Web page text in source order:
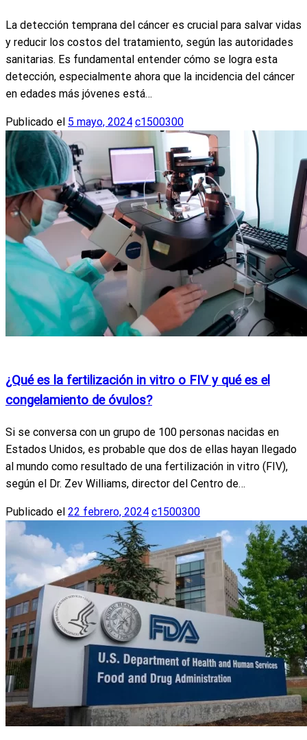
La detección temprana del cáncer es crucial para salvar vidas
y reducir los costos del tratamiento, según las autoridades
sanitarias. Es fundamental entender cómo se logra esta
detección, especialmente ahora que la incidencia del cáncer
en edades más jóvenes está…
Publicado el 5 mayo, 2024 c1500300
¿Qué es la fertilización in vitro o FIV y qué es el
congelamiento de óvulos?
Si se conversa con un grupo de 100 personas nacidas en
Estados Unidos, es probable que dos de ellas hayan llegado
al mundo como resultado de una fertilización in vitro (FIV),
según el Dr. Zev Williams, director del Centro de…
Publicado el 22 febrero, 2024 c1500300